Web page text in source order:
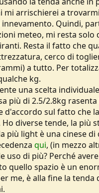
mi arrischierei a
Quindi,
meteo, mi resta solo
Resta il fatto che
cerco di
a tutto. Per
kg.
una scelta
più di 2.5/2.8kg
d'accordo sul fatto che
Ho diverse tende, la più
più light è una cinese di
qui, (in mezzo
uso di più? Perché
quello spazio è un
me, è alla fine la tenda